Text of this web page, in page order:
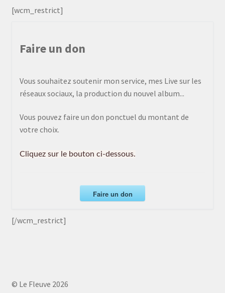
[wcm_restrict]
Faire un don
Vous souhaitez soutenir mon service, mes Live sur les
réseaux sociaux, la production du nouvel album...
Vous pouvez faire un don ponctuel du montant de
votre choix.
Cliquez sur le bouton ci-dessous.
Faire un don
[/wcm_restrict]
© Le Fleuve 2026